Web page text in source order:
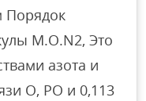
Порядок
M.O.N2, Это
азота и
O, PO и 0,113